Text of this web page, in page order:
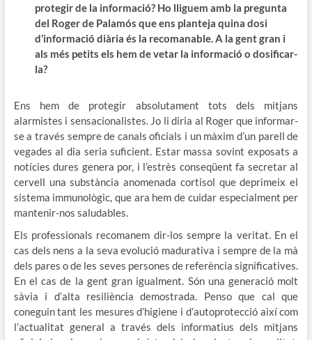
protegir de la informació? Ho lliguem amb la pregunta
del Roger de Palamós que ens planteja quina dosi
d’informació diària és la recomanable. A la gent gran i
als més petits els hem de vetar la informació o dosificar-
la?
Ens hem de protegir absolutament tots dels mitjans
alarmistes i sensacionalistes. Jo li diria al Roger que informar-
se a través sempre de canals oficials i un màxim d’un parell de
vegades al dia seria suficient. Estar massa sovint exposats a
notícies dures genera por, i l’estrès conseqüent fa secretar al
cervell una substància anomenada cortisol que deprimeix el
sistema immunològic, que ara hem de cuidar especialment per
mantenir-nos saludables.
Els professionals recomanem dir-los sempre la veritat. En el
cas dels nens a la seva evolució madurativa i sempre de la mà
dels pares o de les seves persones de referència significatives.
En el cas de la gent gran igualment. Són una generació molt
sàvia i d’alta resiliència demostrada. Penso que cal que
coneguin tant les mesures d’higiene i d’autoprotecció així com
l’actualitat general a través dels informatius dels mitjans